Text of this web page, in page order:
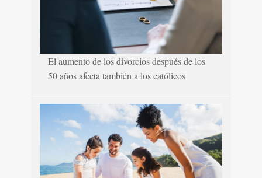
El aumento de los divorcios después de los
50 años afecta también a los católicos